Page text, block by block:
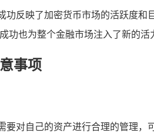
功反映了加密货币市场的活跃度
功也为整个金融市场注入了新的
事项
要对自己的资产进行合理的管理